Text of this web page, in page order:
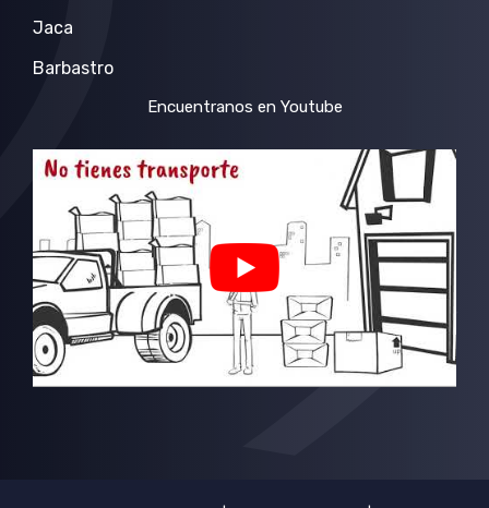
Jaca
Barbastro
Encuentranos en Youtube